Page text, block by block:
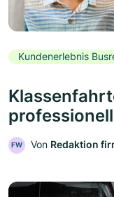
Kundenerlebnis
FW Von Redaktion